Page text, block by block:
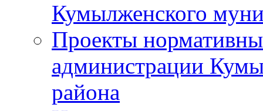
Кумылженского
Проекты
администрации
района